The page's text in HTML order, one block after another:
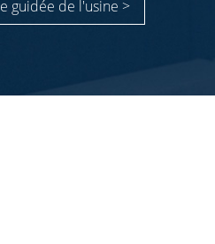
guidée de l'usine >